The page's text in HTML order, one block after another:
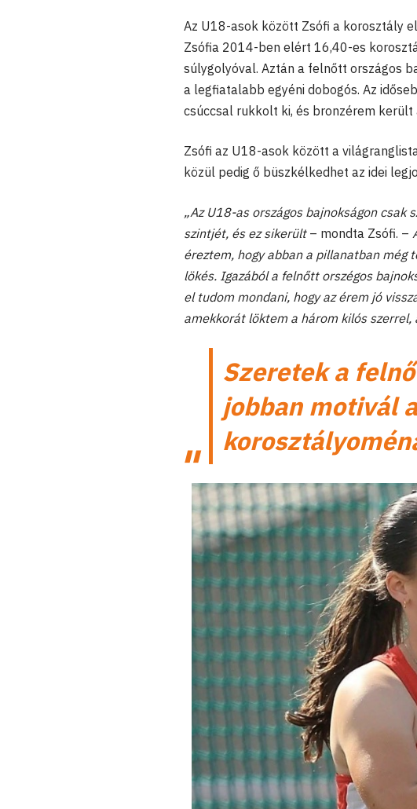
Az U18-asok között Zsófi a korosztály
Zsófia 2014-ben elért 16,40-es
súlygolyóval. Aztán a felnőtt országos
a legfiatalabb egyéni dobogós. Az
csúccsal rukkolt ki, és bronzérem került
Zsófi az U18-asok között a
közül pedig ő büszkélkedhet az idei
„Az U18-as országos bajnokságon
szintjét, és ez sikerült – mondta Zsófi. –
éreztem, hogy abban a pillanatban még
lökés. Igazából a felnőtt orszégos
el tudom mondani, hogy az érem jó
amekkorát löktem a három kilós
Szeretek a
jobban motivál